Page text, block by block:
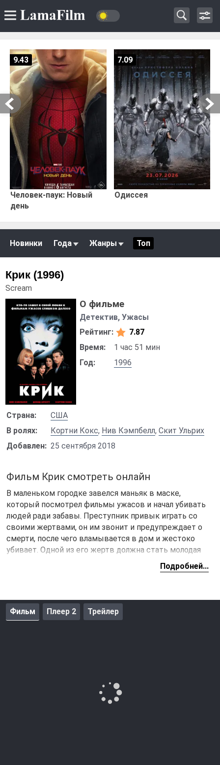
Человек-паук: Новый
день
9.43
Одиссея
7.09
Новинки Года Жанры Топ
Крик (1996)
Scream
О фильме
Детектив, Ужасы
Рейтинг:
7.87
Время:
1 час 51 мин
Год:
1996
Страна:
США
В ролях:
Кортни Кокс, Нив Кэмпбелл,Скит Ульрих
Добавлен: 25 сентября 2018
Фильм Крик смотреть онлайн
В маленьком городке завелся маньяк в маске,
который посмотрел фильмы ужасов и начал убивать
людей ради забавы. Преступник привык играть со
своими жертвами, он им звонит и предупреждает о
смерти, после чего вламывается в дом и жестоко
убивает. Одной из его жертв должна стать молодая
девушка Синди, однако ей удалось избежать смерти и
даже дать полицейским зацепку на маньяка. С того
всячески пытается себя обезопасить, тем временем
убийства в городе продолжаются.
Подробней...
Фильм Плеер 2 Трейлер